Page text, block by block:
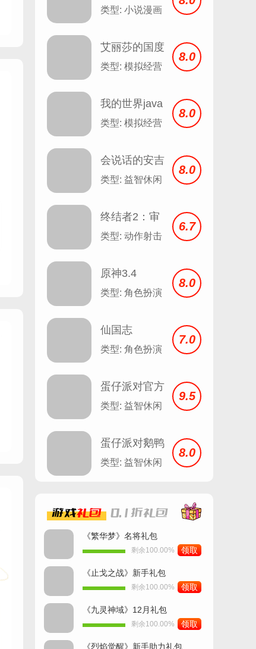
安卓
类型: 小说漫画
艾丽莎的国度
类型: 模拟经营
8.0
我的世界java
版
类型: 模拟经营
8.0
会说话的安吉
拉 Talking
类型: 益智休闲
8.0
终结者2：审
判日
类型: 动作射击
6.7
原神3.4
类型: 角色扮演
8.0
仙国志
类型: 角色扮演
7.0
蛋仔派对官方
服
类型: 益智休闲
9.5
蛋仔派对鹅鸭
杀
类型: 益智休闲
8.0
游戏礼包 0.1折礼包
《繁华梦》名将礼包
剩余100.00% 领取
《止戈之战》新手礼包
剩余100.00% 领取
《九灵神域》12月礼包
剩余100.00% 领取
《烈焰觉醒》新手助力礼包